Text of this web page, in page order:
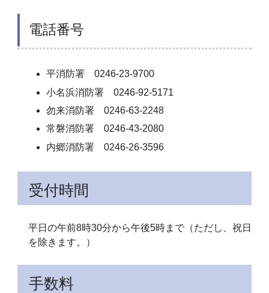
電話番号
平消防署 0246-23-9700
小名浜消防署 0246-92-5171
勿来消防署 0246-63-2248
常磐消防署 0246-43-2080
内郷消防署 0246-26-3596
受付時間
平日の午前8時30分から午後5時まで（ただし、祝日
を除きます。）
手数料